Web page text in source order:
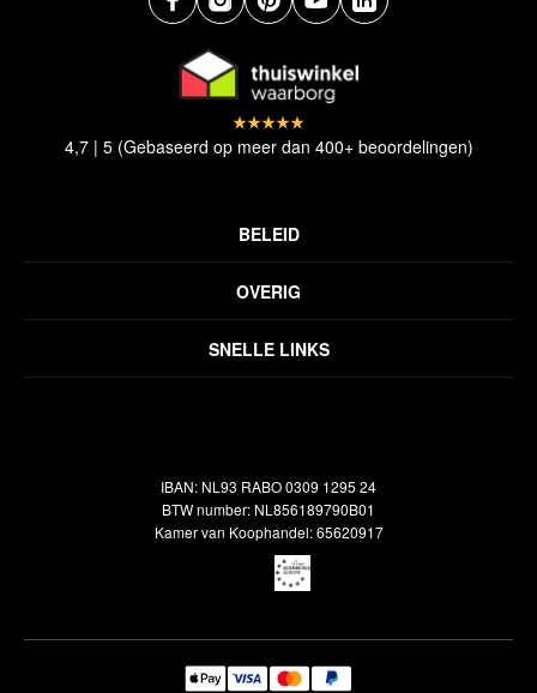
SNELLE LINKS
OVERIG
Inspiratie
Veelgestelde vragen
BELEID
Disclaimer
Verzendbeleid
4,7 | 5 (Gebaseerd op meer dan 400+ beoordelingen)
IBAN: NL93 RABO 0309 1295 24
BTW number: NL856189790B01
Kamer van Koophandel: 65620917